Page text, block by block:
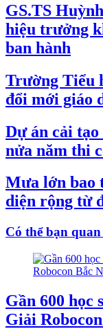
GS.TS
hiệu trưởng
ban hành
Trường Tiểu
đổi mới giáo
Dự án cải
nửa năm thi
Mưa lớn bao
diện rộng từ
Có thể bạn
Gần 600 học
Giải